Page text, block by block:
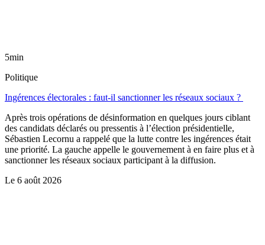
5min
Politique
Ingérences électorales : faut-il sanctionner les réseaux sociaux ?
Après trois opérations de désinformation en quelques jours ciblant
des candidats déclarés ou pressentis à l’élection présidentielle,
Sébastien Lecornu a rappelé que la lutte contre les ingérences était
une priorité. La gauche appelle le gouvernement à en faire plus et à
sanctionner les réseaux sociaux participant à la diffusion.
Le 6 août 2026